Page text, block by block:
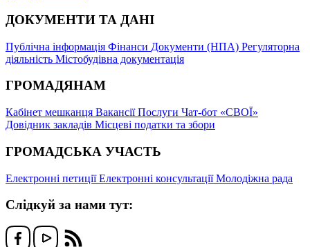
ДОКУМЕНТИ ТА ДАНІ
Публічна інформація Фінанси Документи (НПА) Регуляторна
діяльність Містобудівна документація
ГРОМАДЯНАМ
Кабінет мешканця ВакансіїПослуги Чат-бот «СВОЇ»
Довідник закладів Місцеві податки та збори
ГРОМАДСЬКА УЧАСТЬ
Електронні петиціїЕлектронні консультаціїМолодіжна рада
Слідкуй за нами тут: